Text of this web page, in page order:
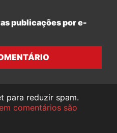
publicações por e-
para reduzir spam.
comentários são